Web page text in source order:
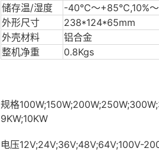
储存温/湿度
-40℃～+85℃,10%～
外形尺寸
238*124*65mm
外壳材料
铝合金
整机净重
0.8Kgs
规格
9KW;10KW
电压12V;24V;36V;48V;64V;100V-